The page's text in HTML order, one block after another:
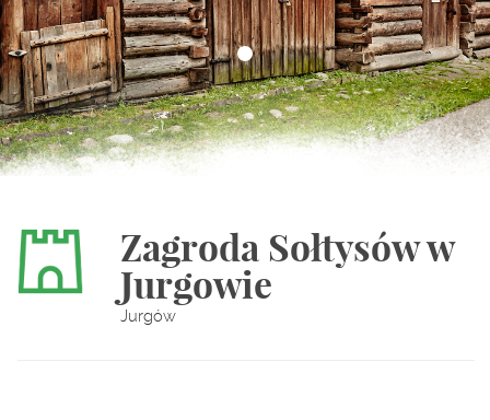
Zagroda Sołtysów w
Jurgowie
Jurgów